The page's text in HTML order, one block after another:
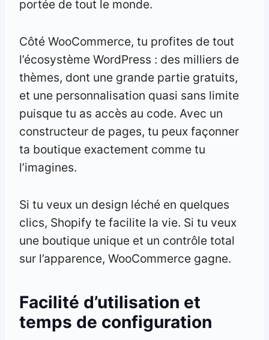
portée de tout le monde.
Côté WooCommerce, tu profites de tout
l’écosystème WordPress : des milliers de
thèmes, dont une grande partie gratuits,
et une personnalisation quasi sans limite
puisque tu as accès au code. Avec un
constructeur de pages, tu peux façonner
ta boutique exactement comme tu
l’imagines.
Si tu veux un design léché en quelques
clics, Shopify te facilite la vie. Si tu veux
une boutique unique et un contrôle total
sur l’apparence, WooCommerce gagne.
Facilité d’utilisation et
temps de configuration